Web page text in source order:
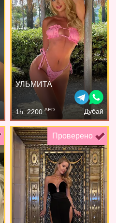
УЛЬМИТА
1h: 2200AED Дубай
Проверено